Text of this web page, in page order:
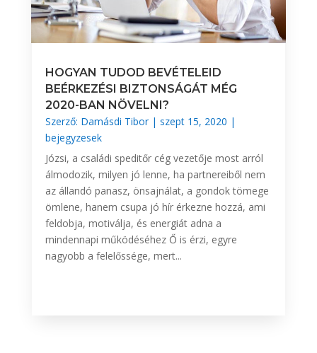
HOGYAN TUDOD BEVÉTELEID
BEÉRKEZÉSI BIZTONSÁGÁT MÉG
2020-BAN NÖVELNI?
Szerző: Damásdi Tibor| szept 15, 2020 |
bejegyzesek
Józsi, a családi speditőr cég vezetője most arról
álmodozik, milyen jó lenne, ha partnereiből nem
az állandó panasz, önsajnálat, a gondok tömege
ömlene, hanem csupa jó hír érkezne hozzá, ami
feldobja, motiválja, és energiát adna a
mindennapi működéséhez Ő is érzi, egyre
nagyobb a felelőssége, mert...